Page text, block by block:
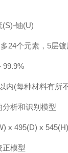
(S)-铀(U)
24个元素，5层镀
99.9%
内(每种材料有所
析和识别模型
x 495(D) x
正模型